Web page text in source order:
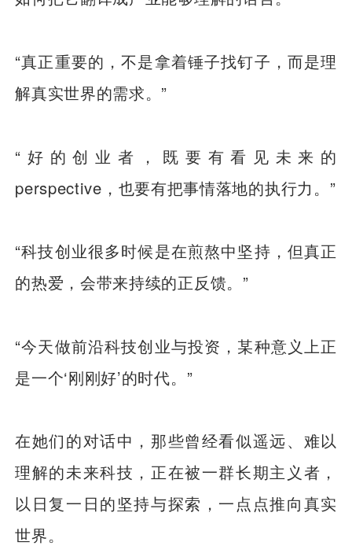
“真正重要的，不是拿着锤子找钉子，而是理
解真实世界的需求。”
“好的创业者，既要有看见未来的
perspective，也要有把事情落地的执行力。”
“科技创业很多时候是在煎熬中坚持，但真正
的热爱，会带来持续的正反馈。”
“今天做前沿科技创业与投资，某种意义上正
是一个‘刚刚好’的时代。”
在她们的对话中，那些曾经看似遥远、难以
理解的未来科技，正在被一群长期主义者，
以日复一日的坚持与探索，一点点推向真实
世界。